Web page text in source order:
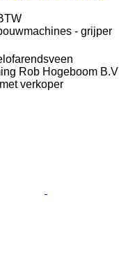
- grijper
Rob Hogeboom B.V
verkoper